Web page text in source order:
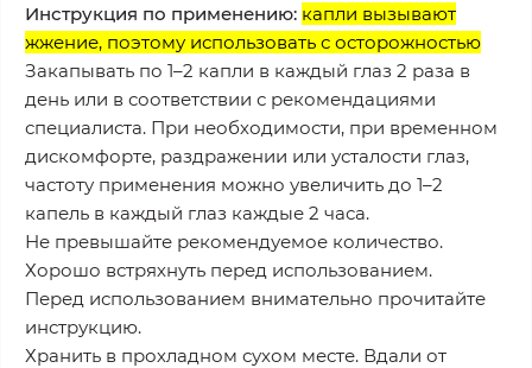
Инструкция по применению: капли вызывают
жжение, поэтому использовать с осторожностью
Закапывать по 1–2 капли в каждый глаз 2 раза в
день или в соответствии с рекомендациями
специалиста. При необходимости, при временном
дискомфорте, раздражении или усталости глаз,
частоту применения можно увеличить до 1–2
капель в каждый глаз каждые 2 часа.
Не превышайте рекомендуемое количество.
Хорошо встряхнуть перед использованием.
Перед использованием внимательно прочитайте
инструкцию.
Хранить в прохладном сухом месте. Вдали от